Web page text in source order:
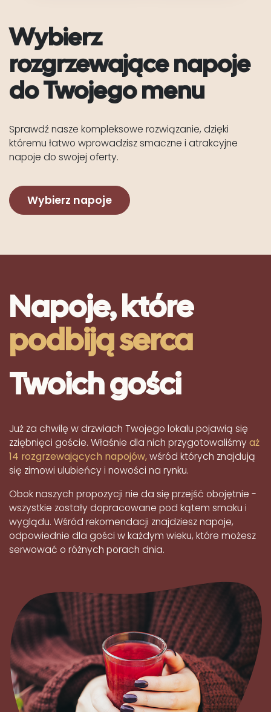
Wybierz
rozgrzewające napoje
do Twojego menu
Sprawdź nasze kompleksowe rozwiązanie, dzięki
któremu łatwo wprowadzisz smaczne i atrakcyjne
napoje do swojej oferty.
Wybierz napoje
Napoje, które
podbiją serca
Twoich gości
Już za chwilę w drzwiach Twojego lokalu pojawią się
zziębnięci goście. Właśnie dla nich przygotowaliśmyaż
14 rozgrzewających napojów,wśród których znajdują
się zimowi ulubieńcy i nowości na rynku.
Obok naszych propozycji nie da się przejść obojętnie -
wszystkie zostały dopracowane pod kątem smaku i
wyglądu. Wśród rekomendacji znajdziesz napoje,
odpowiednie dla gości w każdym wieku, które możesz
serwować o różnych porach dnia.